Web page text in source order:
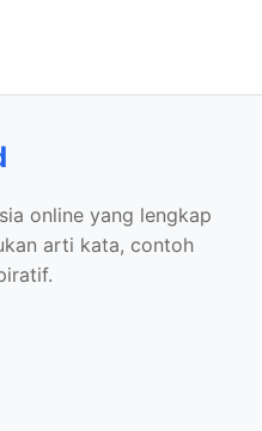
online yang lengkap
arti kata, contoh